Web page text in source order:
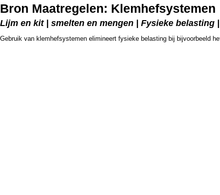
Bron Maatregelen: Klemhefsystemen
Lijm en kit | smelten en mengen | Fysieke
Gebruik van klemhefsystemen elimineert fysieke belasting bij bijvoorbeeld